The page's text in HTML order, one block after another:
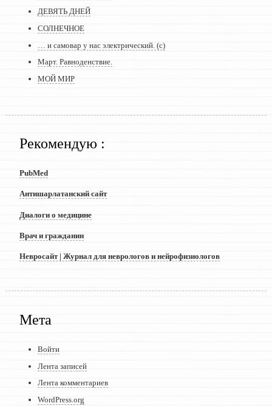
ДЕВЯТЬ ДНЕЙ
СОЛНЕЧНОЕ
… и самовар у нас электрический. (с)
Март. Равноденствие.
МОЙ МИР
Рекомендую :
PubMed
Антишарлатанский сайт
Диалоги о медицине
Врач и гражданин
Невросайт | Журнал для неврологов и нейрофизиологов
Мета
Войти
Лента записей
Лента комментариев
WordPress.org